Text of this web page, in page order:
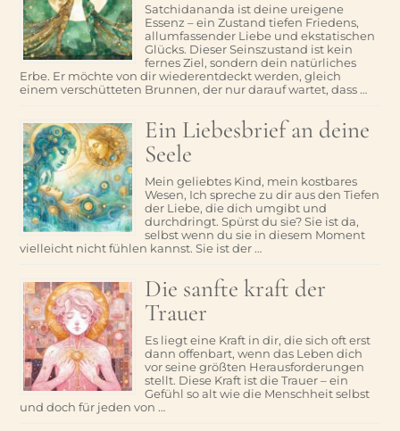
Satchidananda ist deine ureigene
Essenz – ein Zustand tiefen Friedens,
allumfassender Liebe und ekstatischen
Glücks. Dieser Seinszustand ist kein
fernes Ziel, sondern dein natürliches
Erbe. Er möchte von dir wiederentdeckt werden, gleich
einem verschütteten Brunnen, der nur darauf wartet, dass …
Ein Liebesbrief an deine
Seele
Mein geliebtes Kind, mein kostbares
Wesen, Ich spreche zu dir aus den Tiefen
der Liebe, die dich umgibt und
durchdringt. Spürst du sie? Sie ist da,
selbst wenn du sie in diesem Moment
vielleicht nicht fühlen kannst. Sie ist der …
Die sanfte kraft der
Trauer
Es liegt eine Kraft in dir, die sich oft erst
dann offenbart, wenn das Leben dich
vor seine größten Herausforderungen
stellt. Diese Kraft ist die Trauer – ein
Gefühl so alt wie die Menschheit selbst
und doch für jeden von …